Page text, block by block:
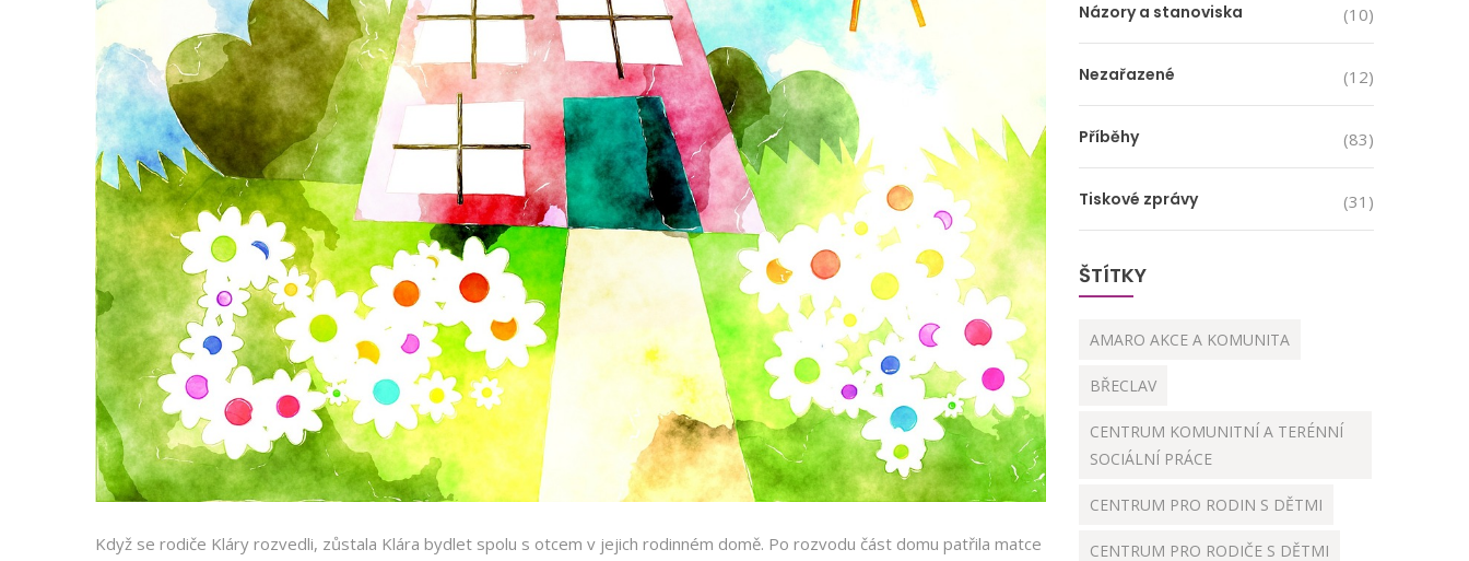
Když se rodiče Kláry rozvedli, zůstala Klára bydlet spolu s otcem v jejich rodinném domě. Po rozvodu část domu patřila matce
Názory a stanoviska (10)
Nezařazené (12)
Příběhy (83)
Tiskové zprávy (31)
ŠTÍTKY
AMARO AKCE A KOMUNITA
BŘECLAV
CENTRUM KOMUNITNÍ A TERÉNNÍ
SOCIÁLNÍ PRÁCE
CENTRUM PRO RODIN S DĚTMI
CENTRUM PRO RODIČE S DĚTMI